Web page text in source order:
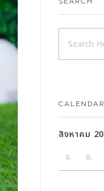
CALENDAR
สิงหาคม
จ.
อ.